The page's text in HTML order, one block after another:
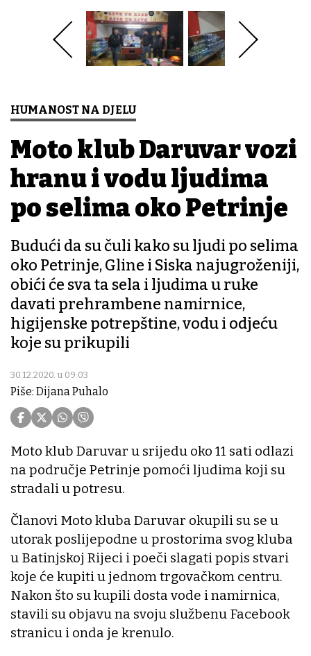
HUMANOST NA DJELU
Moto klub Daruvar vozi
hranu i vodu ljudima
po selima oko Petrinje
Budući da su čuli kako su ljudi po selima
oko Petrinje, Gline i Siska najugroženiji,
obići će sva ta sela i ljudima u ruke
davati prehrambene namirnice,
higijenske potrepštine, vodu i odjeću
koje su prikupili
30.12.2020. u 09:03
Piše: Dijana Puhalo
Moto klub Daruvar u srijedu oko 11 sati odlazi
na područje Petrinje pomoći ljudima koji su
stradali u potresu.
Članovi Moto kluba Daruvar okupili su se u
utorak poslijepodne u prostorima svog kluba
u Batinjskoj Rijeci i poeči slagati popis stvari
koje će kupiti u jednom trgovačkom centru.
Nakon što su kupili dosta vode i namirnica,
stavili su objavu na svoju službenu Facebook
stranicu i onda je krenulo.